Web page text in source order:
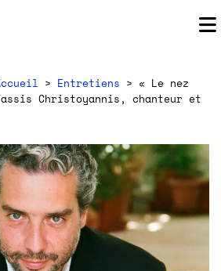
> Entretiens > « Le nez
Christoyannis, chanteur et